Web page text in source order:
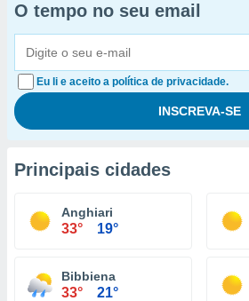
O tempo no seu email
Eu li e aceito a política de privacidade.
Principais cidades
Anghiari
33° 19°
Bibbiena
33° 21°